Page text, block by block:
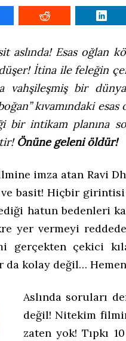
aslında! Esas oğlan
İtina ile feleğin
vahşileşmiş bir
kıvamındaki
bir intikam planına
Önüne geleni öldür!
imza atan Ravi
basit! Hiçbir girintisi
hatun bedenleri
yer vermeyi
gerçekten çekici
kolay değil…
Aslında soruları
değil! Nitekim
zaten yok! Tıpkı